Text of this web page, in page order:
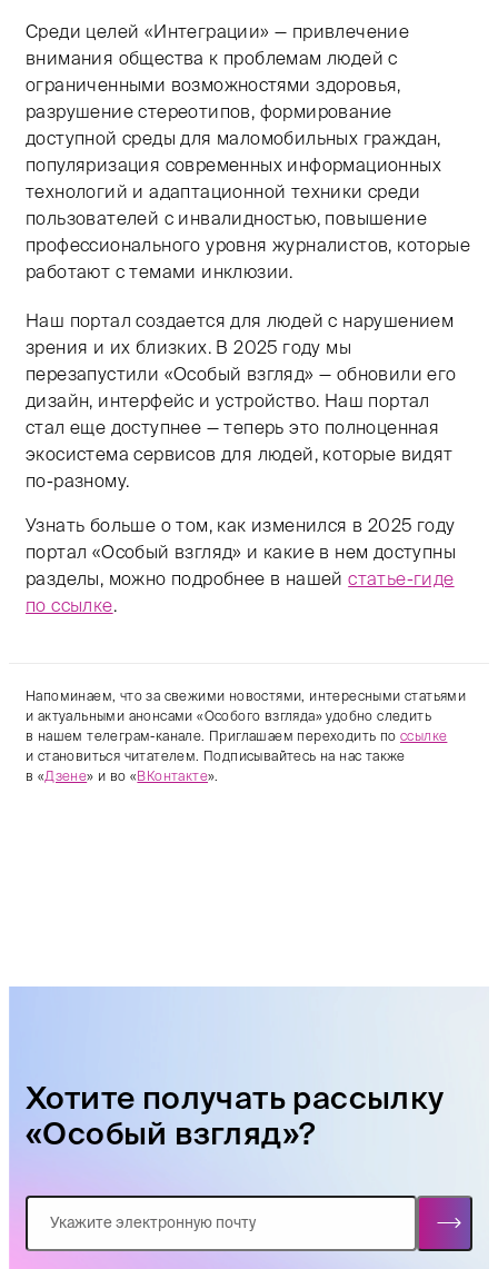
Среди целей «Интеграции» — привлечение
внимания общества к проблемам людей с
ограниченными возможностями здоровья,
разрушение стереотипов, формирование
доступной среды для маломобильных граждан,
популяризация современных информационных
технологий и адаптационной техники среди
пользователей с инвалидностью, повышение
профессионального уровня журналистов, которые
работают с темами инклюзии.
Наш портал создается для людей с нарушением
зрения и их близких. В 2025 году мы
перезапустили «Особый взгляд» — обновили его
дизайн, интерфейс и устройство. Наш портал
стал еще доступнее — теперь это полноценная
экосистема сервисов для людей, которые видят
по-разному.
Узнать больше о том, как изменился в 2025 году
портал «Особый взгляд» и какие в нем доступны
разделы, можно подробнее в нашейстатье-гиде
по ссылке.
Напоминаем, что за свежими новостями, интересными статьями
и актуальными анонсами «Особого взгляда» удобно следить
в нашем телеграм-канале. Приглашаем переходить по ссылке
и становиться читателем. Подписывайтесь на нас также
в «Дзене» и во «ВКонтакте».
Хотите получать рассылку
«Особый взгляд»?